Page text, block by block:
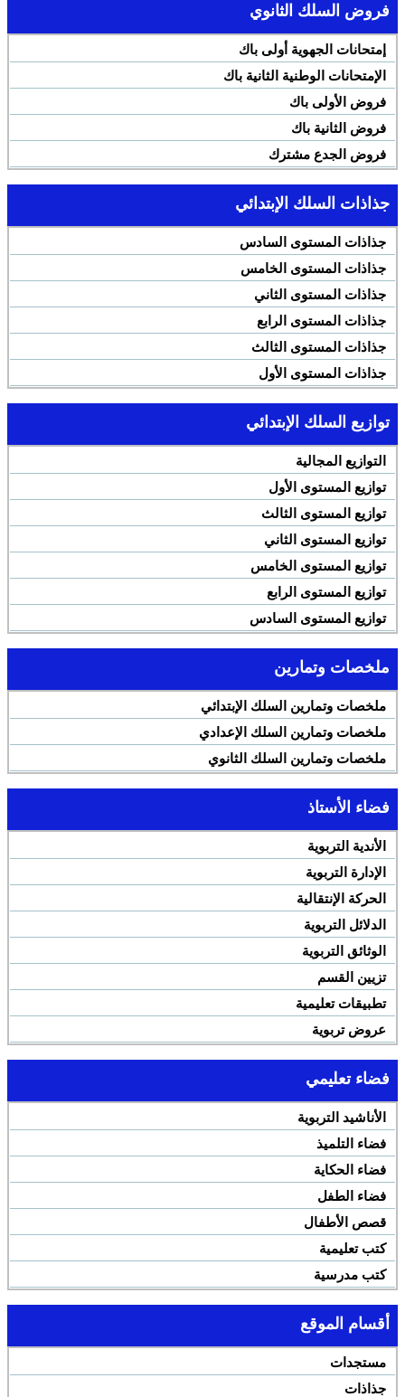
فروض السلك الثانوي
إمتحانات الجهوية أولى باك
الإمتحانات الوطنية الثانية باك
فروض الأولى باك
فروض الثانية باك
فروض الجدع مشترك
جذاذات السلك الإبتدائي
جذاذات المستوى السادس
جذاذات المستوى الخامس
جذاذات المستوى الثاني
جذاذات المستوى الرابع
جذاذات المستوى الثالث
جذاذات المستوى الأول
توازيع السلك الإبتدائي
التوازيع المجالية
توازيع المستوى الأول
توازيع المستوى الثالث
توازيع المستوى الثاني
توازيع المستوى الخامس
توازيع المستوى الرابع
توازيع المستوى السادس
ملخصات وتمارين
ملخصات وتمارين السلك الإبتدائي
ملخصات وتمارين السلك الإعدادي
ملخصات وتمارين السلك الثانوي
فضاء الأستاذ
الأندية التربوية
الإدارة التربوية
الحركة الإنتقالية
الدلائل التربوية
الوثائق التربوية
تزيين القسم
تطبيقات تعليمية
عروض تربوية
فضاء تعليمي
الأناشيد التربوية
فضاء التلميذ
فضاء الحكاية
فضاء الطفل
قصص الأطفال
كتب تعليمية
كتب مدرسية
أقسام الموقع
مستجدات
جذاذات